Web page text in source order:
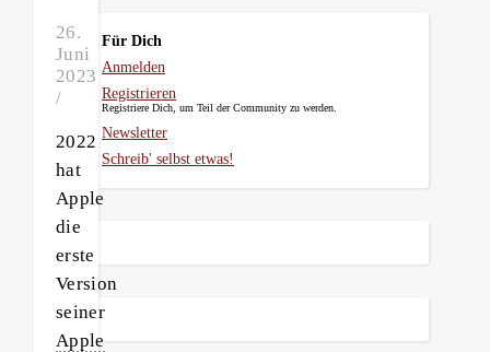
26.
Juni
2023
/
2022
hat
Apple
die
erste
Version
seiner
Apple
Für Dich
Anmelden
Registrieren
Registriere Dich, um Teil der Community zu werden.
Newsletter
Schreib' selbst etwas!